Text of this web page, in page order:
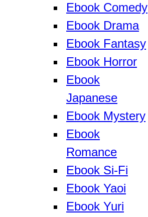
Ebook Comedy
Ebook Drama
Ebook Fantasy
Ebook Horror
Ebook
Japanese
Ebook Mystery
Ebook
Romance
Ebook Si-Fi
Ebook Yaoi
Ebook Yuri